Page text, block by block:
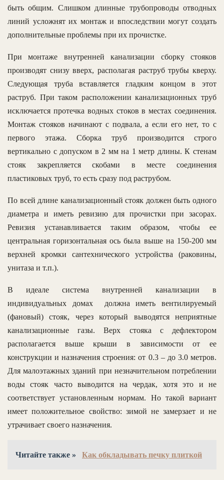
быть общим. Слишком длинные трубопроводы отводных
линий усложнят их монтаж и впоследствии могут создать
дополнительные проблемы при их прочистке.
При монтаже внутренней канализации сборку стояков
производят снизу вверх, располагая раструб трубы кверху.
Следующая труба вставляется гладким концом в этот
раструб. При таком расположении канализационных труб
исключается протечка водных стоков в местах соединения.
Монтаж стояков начинают с подвала, а если его нет, то с
первого этажа. Сборка труб производится строго
вертикально с допуском в 2 мм на 1 метр длины. К стенам
стояк закрепляется скобами в месте соединения
пластиковых труб, то есть сразу под раструбом.
По всей длине канализационный стояк должен быть одного
диаметра и иметь ревизию для прочистки при засорах.
Ревизия устанавливается таким образом, чтобы ее
центральная горизонтальная ось была выше на 150-200 мм
верхней кромки сантехнического устройства (раковины,
унитаза и т.п.).
В идеале система внутренней канализации в
индивидуальных домах должна иметь вентилируемый
(фановый) стояк, через который выводятся неприятные
канализационные газы. Верх стояка с дефлектором
располагается выше крыши в зависимости от ее
конструкции и назначения строения: от 0.3 – до 3.0 метров.
Для малоэтажных зданий при незначительном потреблении
воды стояк часто выводится на чердак, хотя это и не
соответствует установленным нормам. Но такой вариант
имеет положительное свойство: зимой не замерзает и не
утрачивает своего назначения.
Читайте также » Как обкладывать печку плиткой